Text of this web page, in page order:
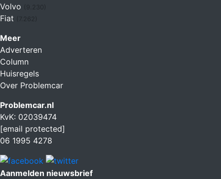
Volvo
Fiat (7.262)
Meer
Adverteren
Column
Huisregels
Over Problemcar
Problemcar.nl
KvK: 02039474
[email protected]
06 1995 4278
Aanmelden nieuwsbrief